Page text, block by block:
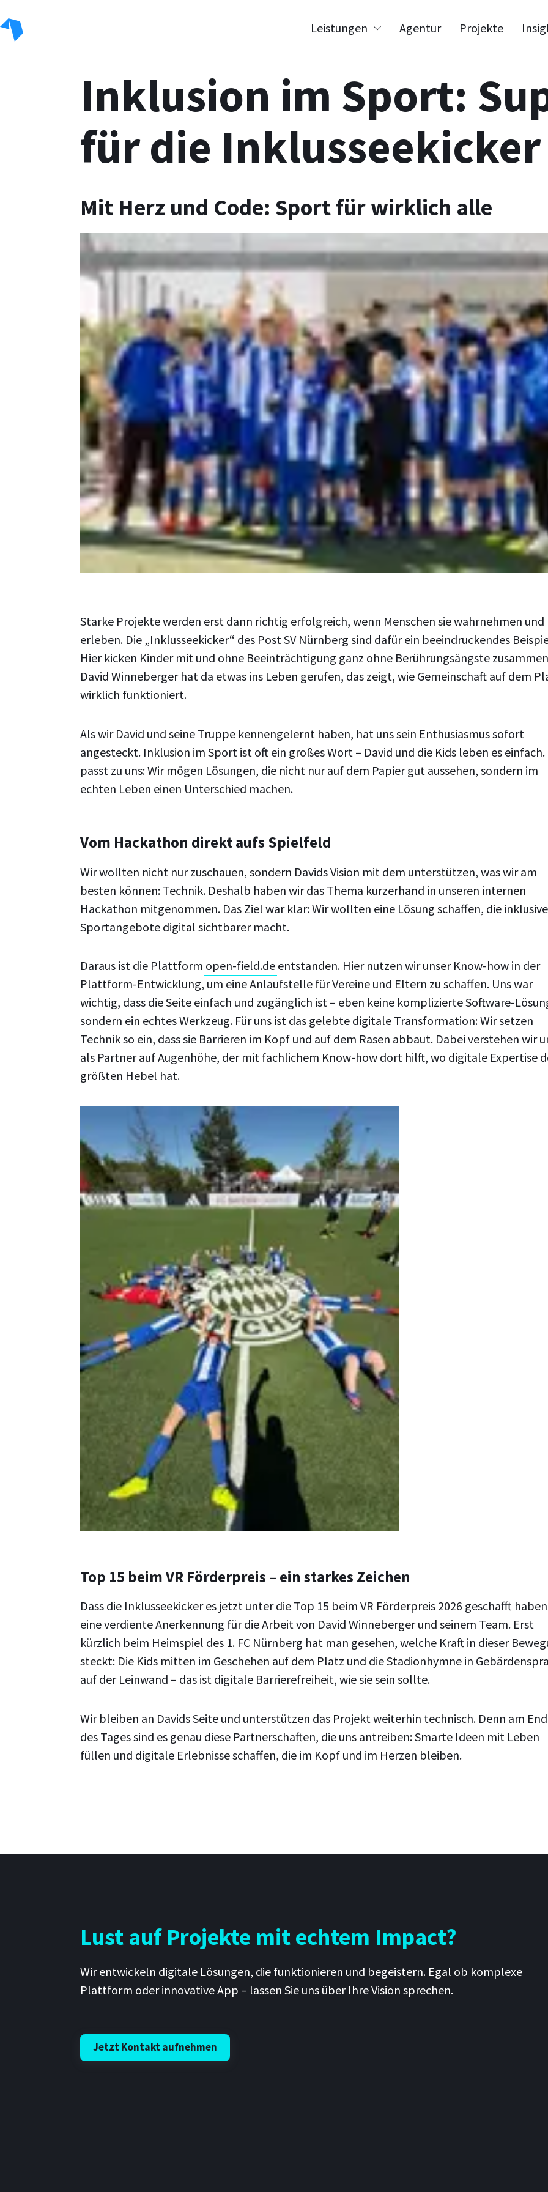
Leistungen Agentur Projekte
Inklusion im Sport:
für die Inklusseekicker
Mit Herz und Code: Sport für wirklich alle
Starke Projekte werden erst dann richtig erfolgreich, wenn Menschen sie wahrnehmen und
erleben. Die „Inklusseekicker“ des Post SV Nürnberg sind dafür ein beeindruckendes
Hier kicken Kinder mit und ohne Beeinträchtigung ganz ohne Berührungsängste
David Winneberger hat da etwas ins Leben gerufen, das zeigt, wie Gemeinschaft auf dem
wirklich funktioniert.
Als wir David und seine Truppe kennengelernt haben, hat uns sein Enthusiasmus sofort
angesteckt. Inklusion im Sport ist oft ein großes Wort – David und die Kids leben es einfach.
passt zu uns: Wir mögen Lösungen, die nicht nur auf dem Papier gut aussehen, sondern im
echten Leben einen Unterschied machen.
Vom Hackathon direkt aufs Spielfeld
Wir wollten nicht nur zuschauen, sondern Davids Vision mit dem unterstützen, was wir am
besten können: Technik. Deshalb haben wir das Thema kurzerhand in unseren internen
Hackathon mitgenommen. Das Ziel war klar: Wir wollten eine Lösung schaffen, die inklusive
Sportangebote digital sichtbarer macht.
Daraus ist die Plattform open-field.deentstanden. Hier nutzen wir unser Know-how in der
Plattform-Entwicklung, um eine Anlaufstelle für Vereine und Eltern zu schaffen. Uns war
wichtig, dass die Seite einfach und zugänglich ist – eben keine komplizierte Software-
sondern ein echtes Werkzeug. Für uns ist das gelebte digitale Transformation: Wir setzen
Technik so ein, dass sie Barrieren im Kopf und auf dem Rasen abbaut. Dabei verstehen wir
als Partner auf Augenhöhe, der mit fachlichem Know-how dort hilft, wo digitale Expertise
größten Hebel hat.
Top 15 beim VR Förderpreis – ein starkes Zeichen
Dass die Inklusseekicker es jetzt unter die Top 15 beim VR Förderpreis 2026 geschafft
eine verdiente Anerkennung für die Arbeit von David Winneberger und seinem Team. Erst
kürzlich beim Heimspiel des 1. FC Nürnberg hat man gesehen, welche Kraft in dieser
steckt: Die Kids mitten im Geschehen auf dem Platz und die Stadionhymne in
auf der Leinwand – das ist digitale Barrierefreiheit, wie sie sein sollte.
Wir bleiben an Davids Seite und unterstützen das Projekt weiterhin technisch. Denn am
des Tages sind es genau diese Partnerschaften, die uns antreiben: Smarte Ideen mit Leben
füllen und digitale Erlebnisse schaffen, die im Kopf und im Herzen bleiben.
Lust auf Projekte mit echtem Impact?
Wir entwickeln digitale Lösungen, die funktionieren und begeistern. Egal ob komplexe
Plattform oder innovative App – lassen Sie uns über Ihre Vision sprechen.
Jetzt Kontakt aufnehmen